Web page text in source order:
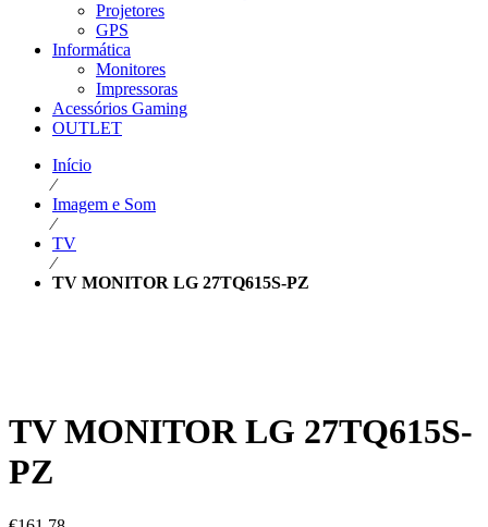
Projetores
GPS
Informática
Monitores
Impressoras
Acessórios Gaming
OUTLET
Início
⁄
Imagem e Som
⁄
TV
⁄
TV MONITOR LG 27TQ615S-PZ
TV MONITOR LG 27TQ615S-
PZ